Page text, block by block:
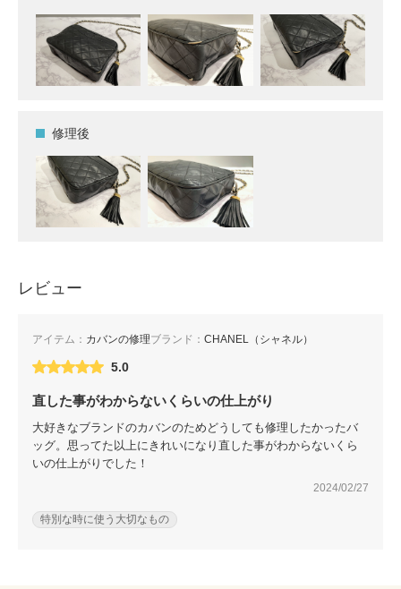
修理後
レビュー
アイテム： カバンの修理ブランド： CHANEL（シャネル）
5.0
直した事がわからないくらいの仕上がり
大好きなブランドのカバンのためどうしても修理したかったバ
ッグ。思ってた以上にきれいになり直した事がわからないくら
いの仕上がりでした！
2024/02/27
特別な時に使う大切なもの